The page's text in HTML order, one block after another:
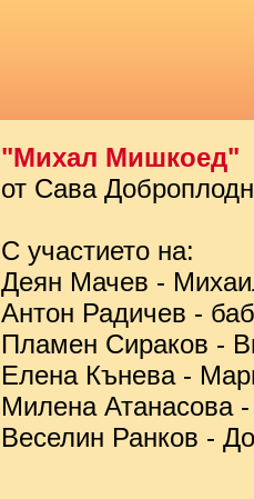
"Михал Мишкоед"
от Сава
С участието на:
Деян Мачев -
Антон Радичев -
Пламен Сираков -
Елена Кънева -
Милена Атанасова
Веселин Ранков -